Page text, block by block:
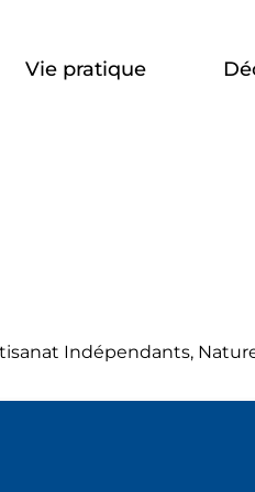
Vie pratique
Indépendants,